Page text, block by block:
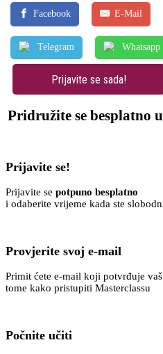
Facebook E-Mail
Telegram Whatsapp
Prijavite se sada!
Pridružite se besplatno u
Prijavite se!
Prijavite se potpuno besplatno
i odaberite vrijeme kada ste
Provjerite svoj e-mail
Primit ćete e-mail koji potvrđuje
tome kako pristupiti Masterclassu
Počnite učiti